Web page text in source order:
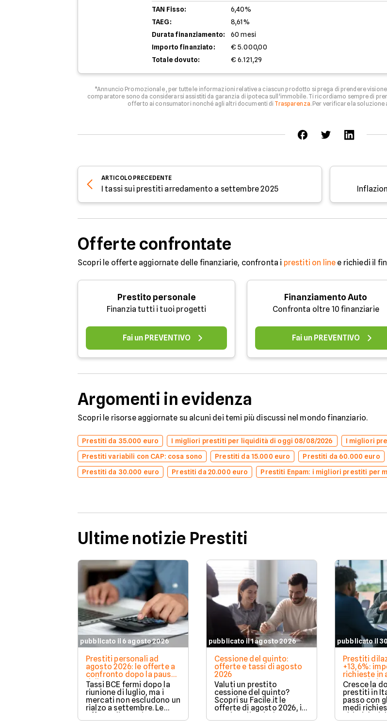
TAN Fisso:
6,40%
TAEG:
8,61%
Durata finanziamento:
60 mesi
Importo finanziato:
€ 5.000,00
Totale dovuto:
€ 6.121,29
*Annuncio Promozionale , per tutte le informazioni relative a ciascun prodotto si prega di prendere
comparatore sono da considerarsi assistiti da garanzia di ipoteca sull'immobile. Ti ricordiamo sempre di
offerto ai consumatori nonché agli altri documenti di Trasparenza. Per verificare la
ARTICOLO PRECEDENTE
I tassi sui prestiti arredamento a settembre 2025
Offerte confrontate
Scopri le offerte aggiornate delle finanziarie, confronta i prestiti on line e richiedi il
Prestito personale
Finanzia tutti i tuoi progetti
Fai un PREVENTIVO
Finanziamento Auto
Confronta oltre 10 finanziarie
Fai un PREVENTIVO
Argomenti in evidenza
Scopri le risorse aggiornate su alcuni dei temi più discussi nel mondo finanziario.
Prestiti da 35.000 euro I migliori prestiti per liquidità di oggi 08/08/2026
I migliori
Prestiti variabili con CAP: cosa sono
Prestiti da 15.000 euro Prestiti da 60.000 euro
Prestiti da 30.000 euro
Prestiti da 20.000 euro Prestiti Enpam: i migliori prestiti per
Ultime notizie Prestiti
pubblicato il 6 agosto 2026
Prestiti personali ad
agosto 2026: le offerte a
confronto dopo la pausa
della BCE
Tassi BCE fermi dopo la
riunione di luglio, ma i
mercati non escludono un
rialzo a settembre. Le
offerte di prestito
pubblicato il 1 agosto 2026
Cessione del quinto:
offerte e tassi di agosto
2026
Valuti un prestito
cessione del quinto?
Scopri su Facile.it le
offerte di agosto 2026, i
tassi applicati e le
pubblicato il
Prestiti
+13,6%:
richieste in
secondo
Cresce la
prestiti in
passo con
medi
ultimi dati